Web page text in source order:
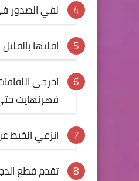
لفي الصدور
اقليها
فهرنهايت
انزعي الخيط
تقدم قطع